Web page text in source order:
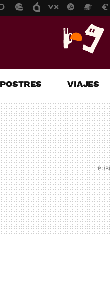
POSTRES VIAJES